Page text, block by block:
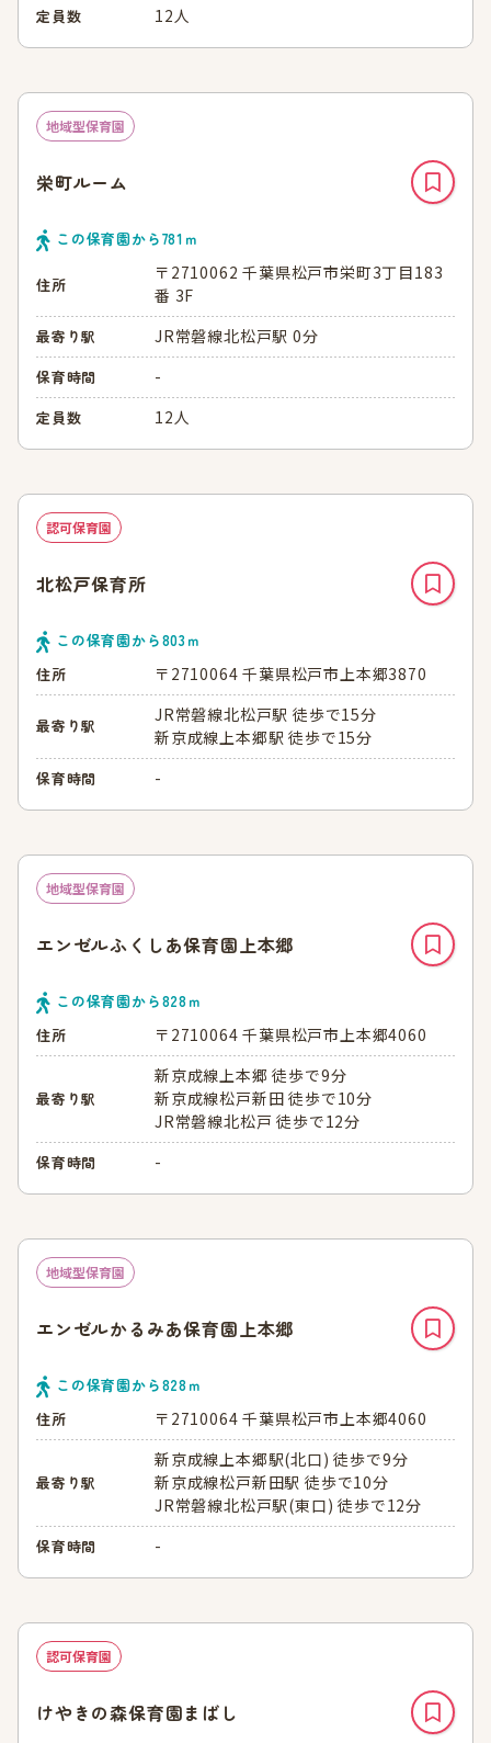
定員数 12人
地域型保育園
栄町ルーム
この保育園から781 ｍ
住所
〒2710062 千葉県松戸市栄町3丁目183
番 3F
最寄り駅 JR常磐線北松戸駅 0分
保育時間 -
定員数 12人
認可保育園
北松戸保育所
この保育園から803ｍ
住所
〒2710064 千葉県松戸市上本郷3870
最寄り駅
JR常磐線北松戸駅 徒歩で15分
新京成線上本郷駅 徒歩で15分
保育時間 -
地域型保育園
エンゼルふくしあ保育園上本郷
この保育園から828ｍ
住所
〒2710064 千葉県松戸市上本郷4060
最寄り駅
新京成線上本郷 徒歩で9分
新京成線松戸新田 徒歩で10分
JR常磐線北松戸 徒歩で12分
保育時間 -
地域型保育園
エンゼルかるみあ保育園上本郷
この保育園から828ｍ
住所
〒2710064 千葉県松戸市上本郷4060
最寄り駅
新京成線上本郷駅(北口) 徒歩で9分
新京成線松戸新田駅 徒歩で10分
JR常磐線北松戸駅(東口) 徒歩で12分
保育時間 -
認可保育園
けやきの森保育園まばし